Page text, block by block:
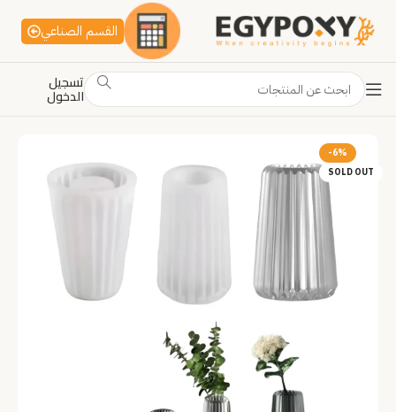
القسم الصناعي
تسجيل
الدخول
-6%
SOLD OUT